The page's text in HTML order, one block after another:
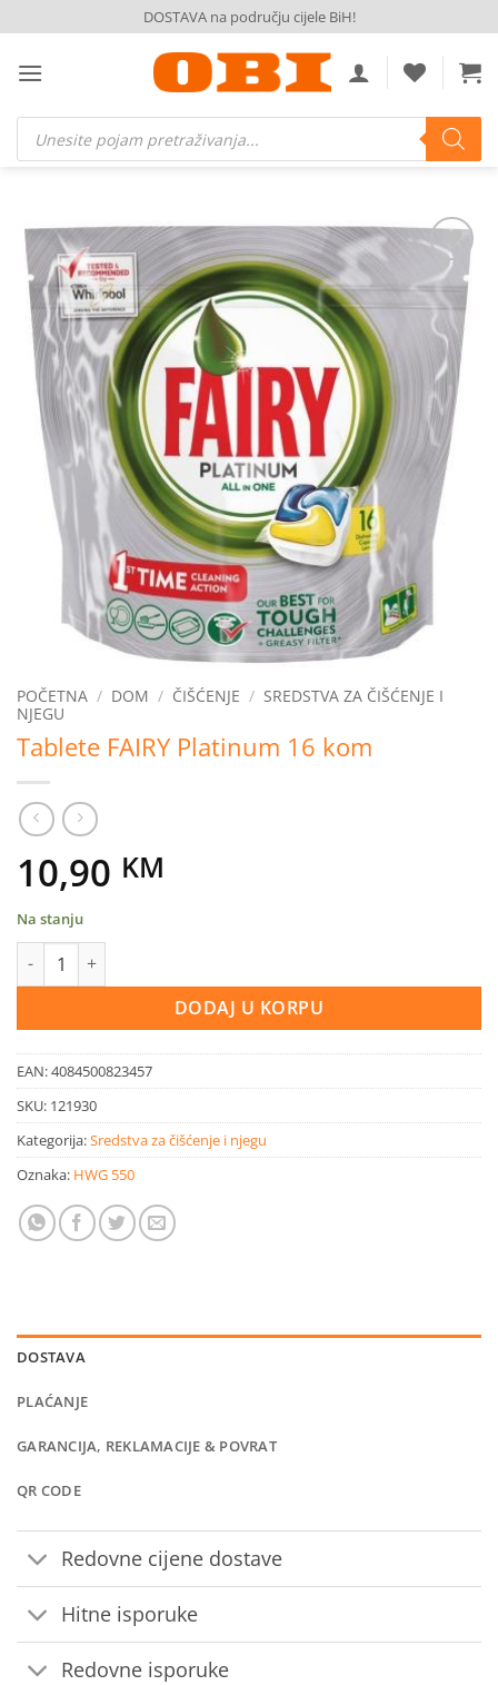
to
content
DOSTAVA na području cijele BiH!
Products
search
Dodaj
na
listu
želja
POČETNA / DOM / ČIŠĆENJE / SREDSTVA ZA ČIŠĆENJE I
NJEGU
Tablete FAIRY Platinum 16 kom
10,90 KM
Na stanju
Tablete FAIRY Platinum 16 kom količina
DODAJ U KORPU
EAN:4084500823457
SKU: 121930
Kategorija:Sredstva za čišćenje i njegu
Oznaka: HWG 550
DOSTAVA
PLAĆANJE
GARANCIJA, REKLAMACIJE & POVRAT
QR CODE
Redovne cijene dostave
Hitne isporuke
Redovne isporuke